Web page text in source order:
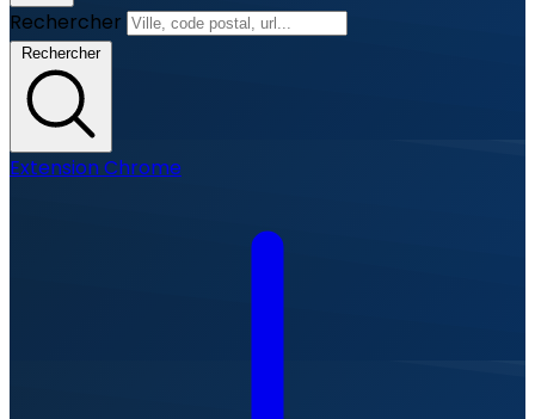
Rechercher
Rechercher
Extension Chrome